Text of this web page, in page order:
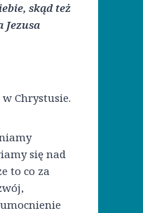
skąd też
Jezusa
Chrystusie.
się nad
to co za